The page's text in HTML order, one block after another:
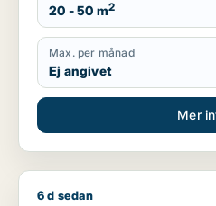
20 - 50 m2
Max. per månad
Ej angivet
Mer
Fawzi söker kontor, butik,
6 d sedan